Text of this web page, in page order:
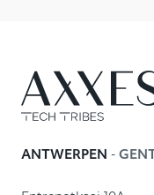
ANTWERPEN - GENT